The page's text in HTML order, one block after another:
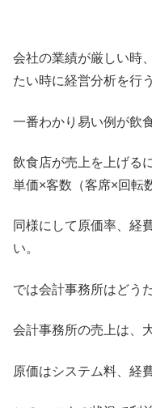
会社の業績が厳しい時
たい時に経営分析を行
一番わかり易い例が飲
飲食店が売上を上げる
単価×客数（客席×回転
同様にして原価率、経
い。
では会計事務所はどう
会計事務所の売上は、
原価はシステム料、経